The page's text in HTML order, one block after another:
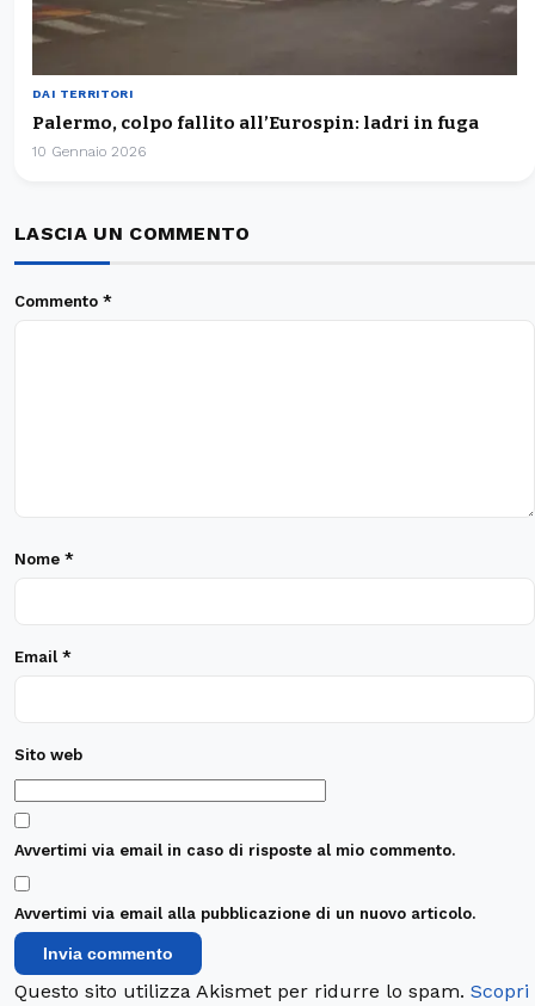
DAI TERRITORI
Palermo, colpo fallito all’Eurospin: ladri in fuga
10 Gennaio 2026
LASCIA UN COMMENTO
Commento *
Nome *
Email *
Sito web
Avvertimi via email in caso di risposte al mio commento.
Avvertimi via email alla pubblicazione di un nuovo articolo.
Questo sito utilizza Akismet per ridurre lo spam. Scopri